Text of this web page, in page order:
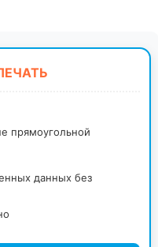
прямоугольной
данных без